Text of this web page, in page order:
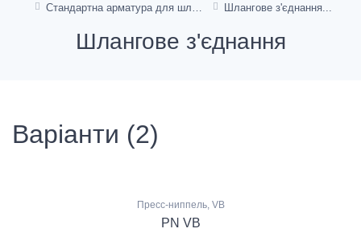
Шлангове з'єднання
Шлангове з'єднання
Варіанти (2)
Пресс-ниппель, VB
PN VB